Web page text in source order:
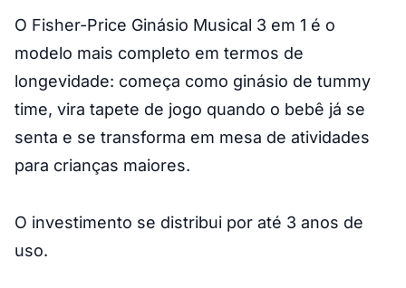
O Fisher-Price Ginásio Musical 3 em 1 é o
modelo mais completo em termos de
longevidade: começa como ginásio de tummy
time, vira tapete de jogo quando o bebê já se
senta e se transforma em mesa de atividades
para crianças maiores.
O investimento se distribui por até 3 anos de
uso.